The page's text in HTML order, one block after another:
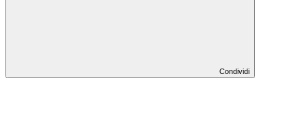
Condividi